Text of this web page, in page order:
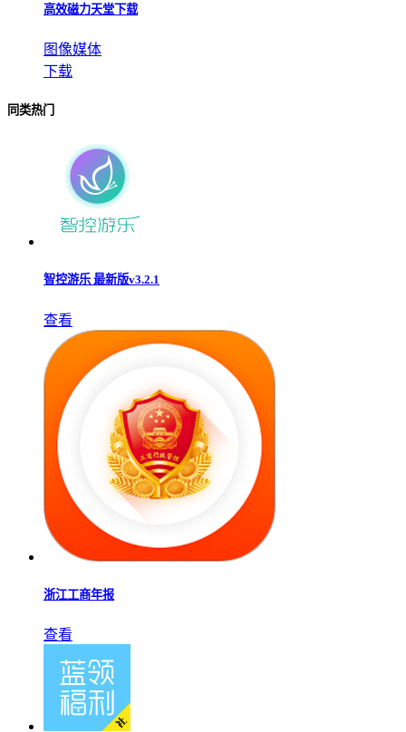
高效磁力天堂下载
图像媒体
下载
同类热门
智控游乐 最新版v3.2.1
查看
浙江工商年报
查看